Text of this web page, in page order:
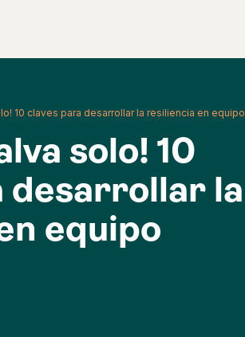
10 claves para desarrollar la resiliencia en equipo
solo! 10
desarrollar la
equipo